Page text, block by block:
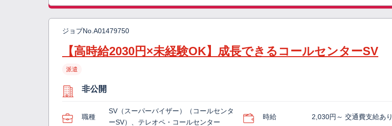
ジョブNo. A01479750
【高時給2030円×未経験OK】成長できるコールセンターSV
派遣
非公開
職種
SV（スーパーバイザー）（コールセンタ
ーSV）、テレオペ・コールセンター
時給 2,030円～ 交通費支給あり